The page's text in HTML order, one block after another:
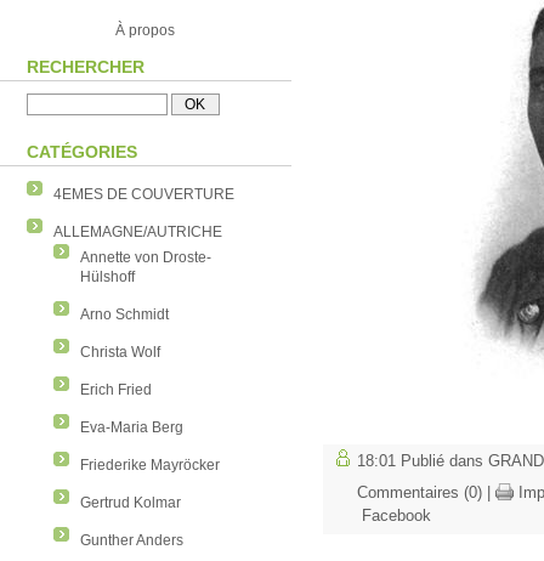
À propos
RECHERCHER
CATÉGORIES
4EMES DE COUVERTURE
ALLEMAGNE/AUTRICHE
Annette von Droste-
Hülshoff
Arno Schmidt
Christa Wolf
Erich Fried
Eva-Maria Berg
Friederike Mayröcker
Gertrud Kolmar
Gunther Anders
18:01 Publié dans
Commentaires (0)
Facebook